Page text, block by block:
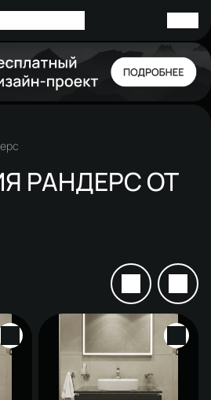
РАНДЕРС ОТ